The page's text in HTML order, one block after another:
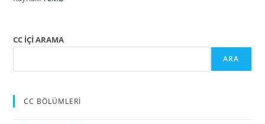
CC İÇİ ARAMA
ARA
CC BÖLÜMLERİ